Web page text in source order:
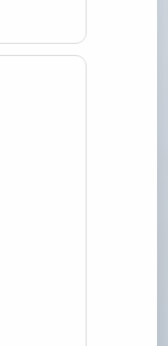
Nerez
vrchní